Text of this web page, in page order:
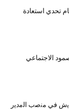
تحدي استعادة
2025: بين الصمود الاجتماعي
ﻓﻲ ﻣﻧﺻب اﻟﻣدﯾر